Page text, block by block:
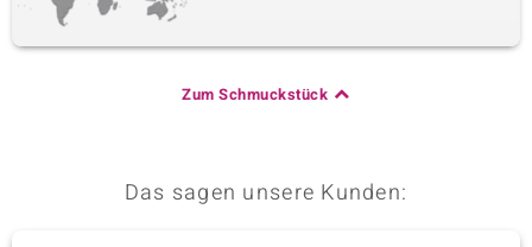
Zum Schmuckstück
Das sagen unsere Kunden: